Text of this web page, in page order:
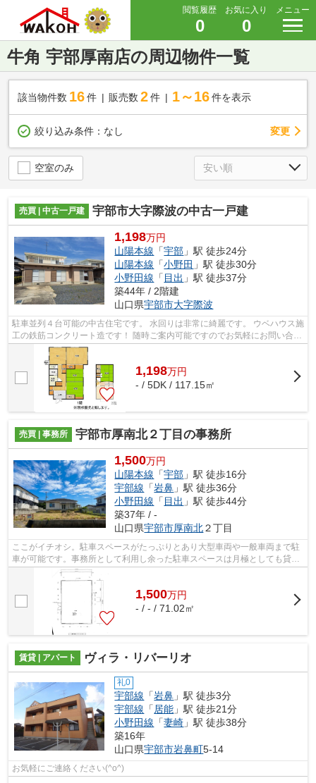
閲覧履歴
0
お気に入り
0
メニュー
牛角 宇部厚南店の周辺物件一覧
該当物件数 16件 販売数 2 件 1～16 件を表示
絞り込み条件： なし 変更
空室のみ
売買 | 中古一戸建 宇部市大字際波の中古一戸建
1,198万円
山陽本線 「宇部 」駅 徒歩24分
山陽本線 「小野田 」駅 徒歩30分
小野田線 「 目出 」駅 徒歩37分
築44年 / 2階建
山口県宇部市大字際波
駐車並列４台可能の中古住宅です。 水回りは非常に綺麗です。 ウベハウス施
工の鉄筋コンクリート造です！ 随時ご案内可能ですのでお気軽にお問い合わ
せください。
1,198万円
- / 5DK / 117.15㎡
売買 | 事務所 宇部市厚南北２丁目の事務所
1,500万円
山陽本線 「宇部 」駅 徒歩16分
宇部線 「岩鼻 」駅 徒歩36分
小野田線 「 目出 」駅 徒歩44分
築37年 / -
山口県宇部市厚南北２丁目
ここがイチオシ。駐車スペースがたっぷりとあり大型車両や一般車両まで駐
車が可能です。事務所として利用し余った駐車スペースは月極としても貸し
出し可能です。また平屋建ての建物は...
1,500万円
- / - / 71.02㎡
賃貸 | アパート ヴィラ・リバーリオ
礼0
宇部線 「岩鼻 」駅 徒歩3分
宇部線 「 居能 」駅 徒歩21分
小野田線 「妻崎 」駅 徒歩38分
築16年
山口県宇部市岩鼻町5-14
お気軽にご連絡ください(^o^)